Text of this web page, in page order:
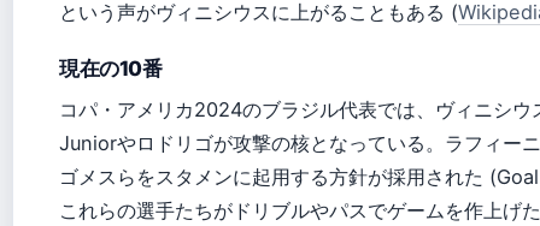
という声がヴィニシウスに上がることもある (
現在の10番
コパ・アメリカ2024のブラジル代表では、ヴィニシウ
Juniorやロドリゴが攻撃の核となっている。ラフィー
ゴメスらをスタメンに起用する方針が採用された
これらの選手たちがドリブルやパスでゲームを作上げ